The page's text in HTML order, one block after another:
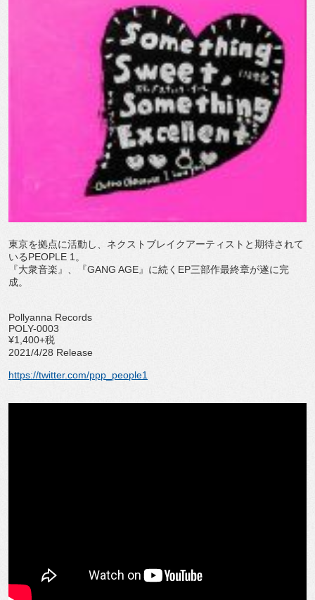
東京を拠点に活動し、ネクストブレイクアーティストと期待されて
いるPEOPLE 1。
『大衆音楽』、『GANG AGE』に続くEP三部作最終章が遂に完
成。
Pollyanna Records
POLY-0003
¥1,400+税
2021/4/28 Release
https://twitter.com/ppp_people1